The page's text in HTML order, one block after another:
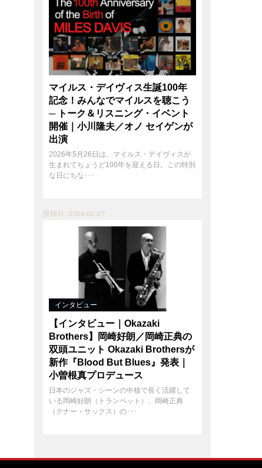
マイルス・デイヴィス生誕100年
記念！みんなでマイルスを聴こう
─ トーク＆リスニング・イベント
開催｜小川隆夫／オノ セイゲンが
出演
2026年5月26日は、マイルス・デイヴィスが
生まれてちょうど100年を迎える日。この特別
な日にちな･･･
投稿日 : 2026.03.27
インタビュー
【インタビュー｜Okazaki
Brothers】岡崎好朗／岡崎正典の
双頭ユニット Okazaki Brothersが
新作『Blood But Blues』発表｜
小曽根真プロデュース
日本のジャズ・シーンの中核で長く活躍して
いる岡崎好朗（トランペット）、岡崎正典
（テナー・サックス）の･･･